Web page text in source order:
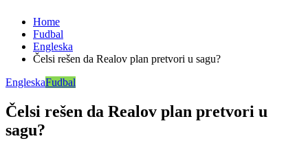
Home
Fudbal
Engleska
Čelsi rešen da Realov plan pretvori u sagu?
EngleskaFudbal
Čelsi rešen da Realov plan pretvori u
sagu?